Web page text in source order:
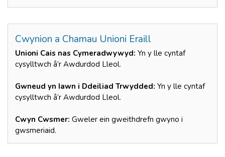
Cwynion a Chamau Unioni Eraill
Unioni Cais nas Cymeradwywyd: Yn y lle cyntaf
cysylltwch â’r Awdurdod Lleol.
Gwneud yn Iawn i Ddeiliad Trwydded: Yn y lle cyntaf
cysylltwch â’r Awdurdod Lleol.
Cwyn Cwsmer: Gweler ein gweithdrefn gwyno i
gwsmeriaid.